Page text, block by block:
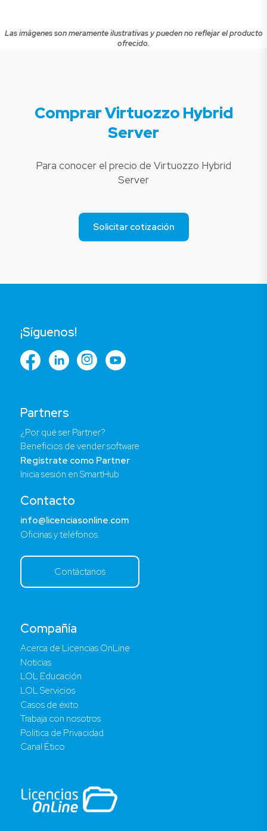
Las imágenes son meramente ilustrativas y pueden no reflejar el producto
ofrecido.
Comprar Virtuozzo Hybrid
Server
Para conocer el precio de Virtuozzo Hybrid
Server
Solicitar cotización
Compañía
Acerca de Licencias OnLine
Noticias
LOL Educación
LOL Servicios
Casos de éxito
Trabaja con nosotros
Política de Privacidad
Canal Ético
Partners
¿Por qué ser Partner?
Beneficios de vender software
Regístrate como Partner
Inicia sesión en SmartHub
Contacto
info@licenciasonline.com
Oficinas y teléfonos
Contáctanos
¡Síguenos!